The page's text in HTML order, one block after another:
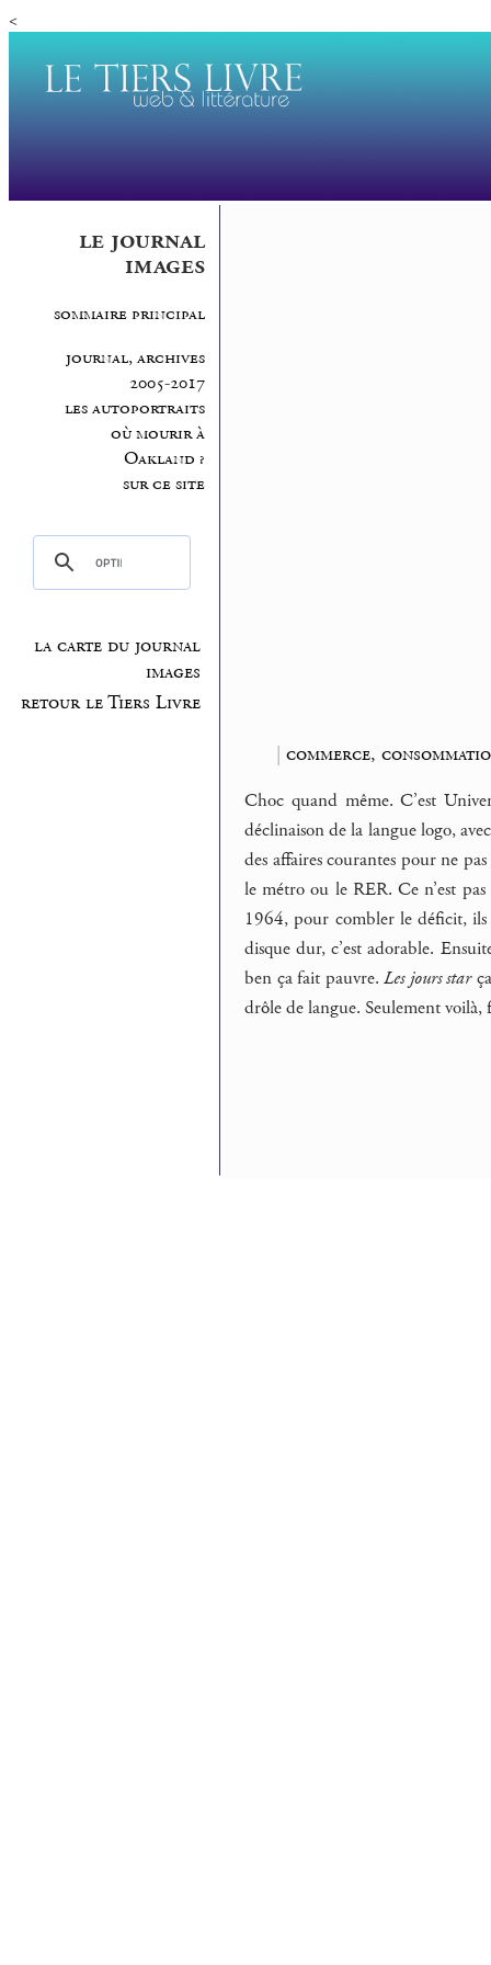
<
le journal
images
sommaire principal
journal, archives
2005-2017
les autoportraits
où mourir à
Oakland ?
sur ce site
la carte du journal
images
retour le Tiers Livre
| commerce,
Choc quand même. C’est
déclinaison de la langue logo,
des affaires courantes pour ne
le métro ou le RER. Ce n’est
1964, pour combler le déficit,
disque dur, c’est adorable.
ben ça fait pauvre.Les jours star
drôle de langue. Seulement voilà,